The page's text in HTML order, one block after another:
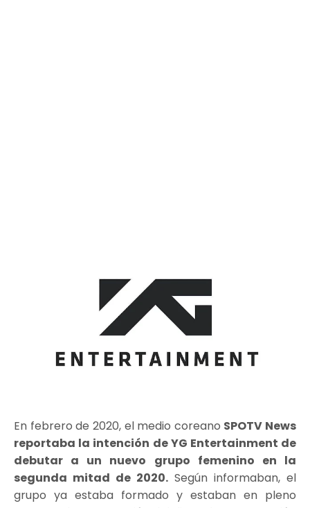
En febrero de 2020, el medio coreano SPOTV News
reportaba la intención de YG Entertainment de
debutar a un nuevo grupo femenino en la
segunda mitad de 2020. Según informaban, el
grupo ya estaba formado y estaban en pleno